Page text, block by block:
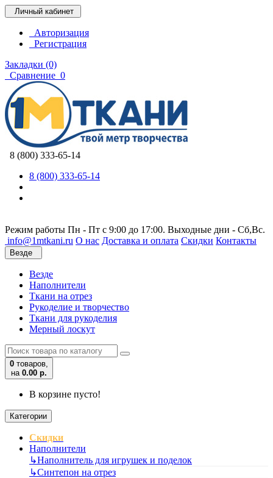
Личный кабинет
Авторизация
Регистрация
Закладки (0)
Сравнение 0
8 (800) 333-65-14
8 (800) 333-65-14
Режим работы Пн - Пт с 9:00 до 17:00. Выходные дни - Сб,Вс.
info@1mtkani.ru О нас Доставка и оплата Скидки Контакты
Везде
Везде
Наполнители
Ткани на отрез
Рукоделие и творчество
Ткани для рукоделия
Мерный лоскут
0 товаров,
на 0.00 р.
В корзине пусто!
Категории
Скидки
Наполнители
↳Наполнитель для игрушек и поделок
↳Синтепон на отрез